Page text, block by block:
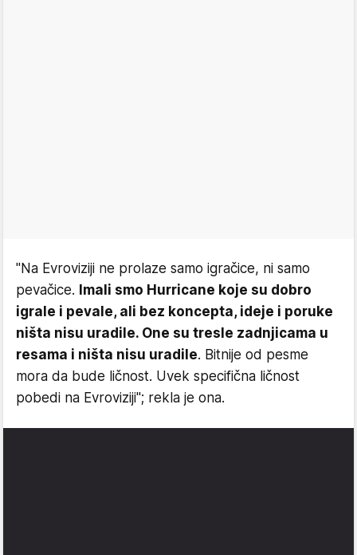
"Na Evroviziji ne prolaze samo igračice, ni samo
pevačice. Imali smo Hurricane koje su dobro
igrale i pevale, ali bez koncepta, ideje i poruke
ništa nisu uradile. One su tresle zadnjicama u
resama i ništa nisu uradile. Bitnije od pesme
mora da bude ličnost. Uvek specifična ličnost
pobedi na Evroviziji"; rekla je ona.